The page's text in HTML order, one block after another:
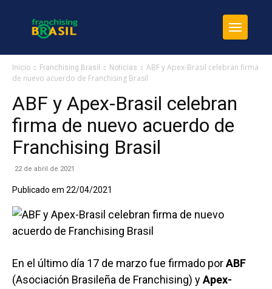
Inicio Franchising Brasil Noticias
ABF y Apex-Brasil celebran firma
de nuevo acuerdo de Franchising Brasil
ABF y Apex-Brasil celebran
firma de nuevo acuerdo de
Franchising Brasil
22 de abril de 2021
Publicado em 22/04/2021
En el último día 17 de marzo fue firmado porABF
(Asociación Brasileña de Franchising) yApex-